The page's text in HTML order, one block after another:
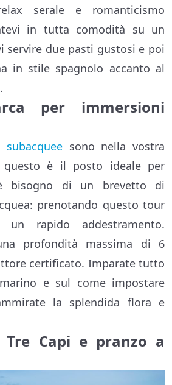
serale e romanticismo
in tutta comodità su un
servire due pasti gustosi e poi
in stile spagnolo accanto al
per immersioni
sono nella vostra
è il posto ideale per
bisogno di un brevetto di
prenotando questo tour
un rapido addestramento.
profondità massima di 6
certificato. Imparate tutto
e sul come impostare
la splendida flora e
Tre Capi e pranzo a